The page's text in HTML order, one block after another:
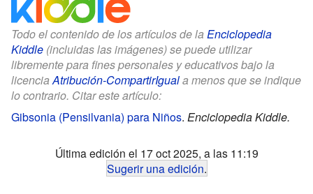
Todo el contenido de los artículos de la Enciclopedia
Kiddle (incluidas las imágenes) se puede utilizar
libremente para fines personales y educativos bajo la
licenciaAtribución-CompartirIguala menos que se indique
lo contrario. Citar este artículo:
Gibsonia (Pensilvania) para Niños. Enciclopedia Kiddle.
Última edición el 17 oct 2025, a las 11:19
Sugerir una edición.